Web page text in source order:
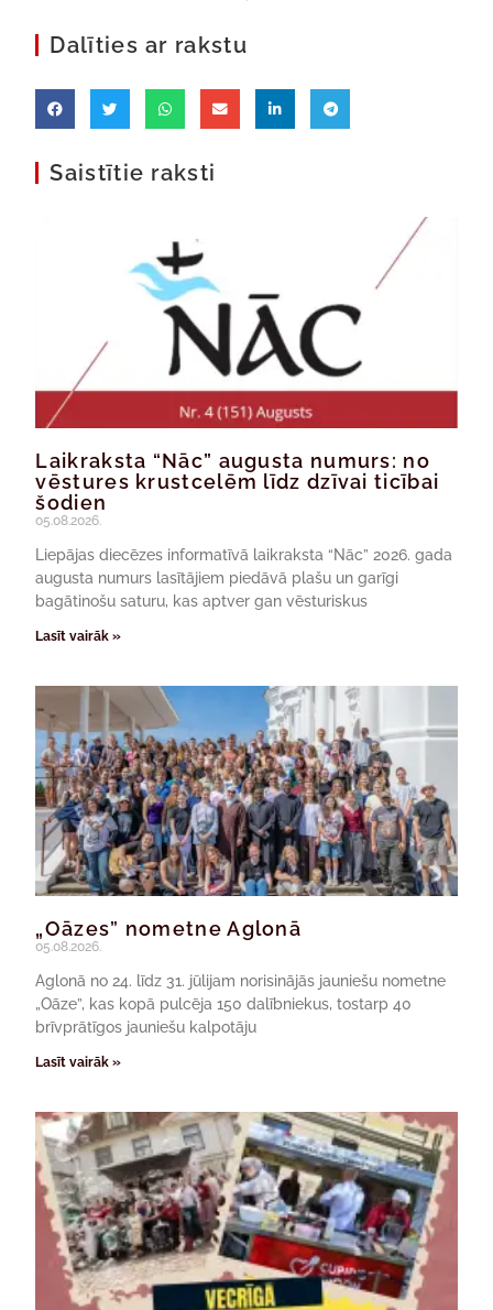
Dalīties ar rakstu
Saistītie raksti
Laikraksta “Nāc” augusta numurs: no
vēstures krustcelēm līdz dzīvai ticībai
šodien
05.08.2026.
Liepājas diecēzes informatīvā laikraksta “Nāc” 2026. gada
augusta numurs lasītājiem piedāvā plašu un garīgi
bagātinošu saturu, kas aptver gan vēsturiskus
Lasīt vairāk »
„Oāzes” nometne Aglonā
05.08.2026.
Aglonā no 24. līdz 31. jūlijam norisinājās jauniešu nometne
„Oāze”, kas kopā pulcēja 150 dalībniekus, tostarp 40
brīvprātīgos jauniešu kalpotāju
Lasīt vairāk »